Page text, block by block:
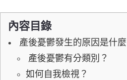
內容目錄
產後憂鬱發生的原因是什
產後憂鬱有分類別？
如何自我檢視？